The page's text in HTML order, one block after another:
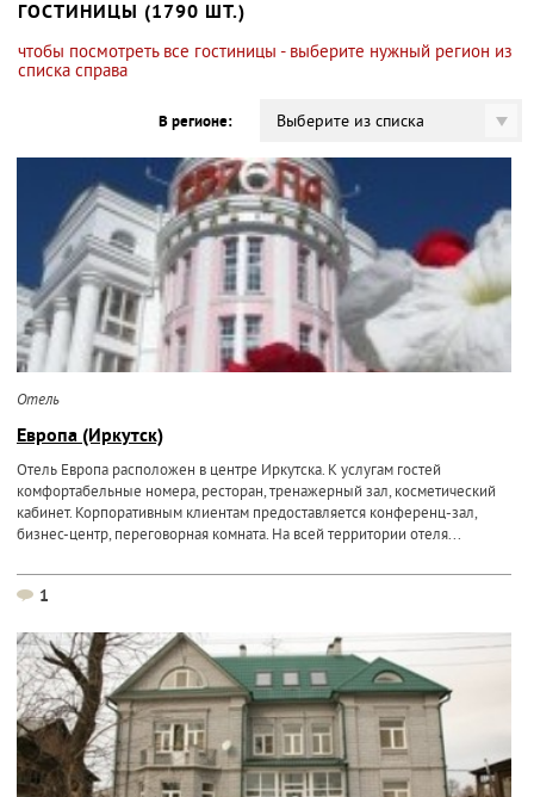
ГОСТИНИЦЫ (1790 ШТ.)
чтобы посмотреть все гостиницы - выберите нужный регион из
списка справа
В регионе: Выберите из списка
Отель
Европа (Иркутск)
Отель Европа расположен в центре Иркутска. К услугам гостей
комфортабельные номера, ресторан, тренажерный зал, косметический
кабинет. Корпоративным клиентам предоставляется конференц-зал,
бизнес-центр, переговорная комната. На всей территории отеля...
1